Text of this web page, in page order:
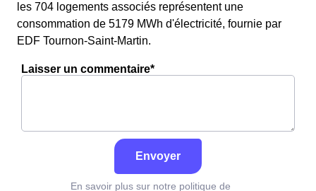
les 704 logements associés représentent une
consommation de 5179 MWh d'électricité, fournie par
EDF Tournon-Saint-Martin.
Laisser un commentaire*
Envoyer
En savoir plus sur notre politique de